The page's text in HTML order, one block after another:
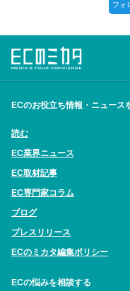
フォ
ECのお役立ち情報・ニュース
読む
EC業界ニュース
EC取材記事
EC専門家コラム
ブログ
プレスリリース
ECのミカタ編集ポリシー
ECの悩みを相談する